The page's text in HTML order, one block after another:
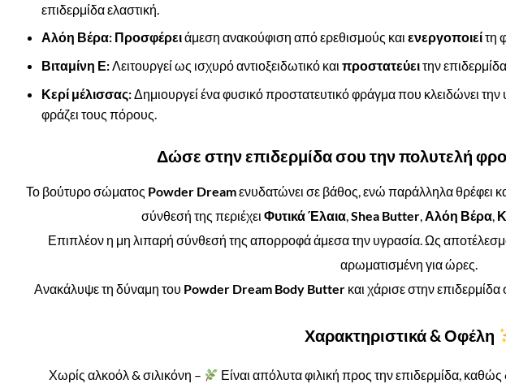
επιδερμίδα ελαστική.
Αλόη Βέρα: Προσφέρειάμεση ανακούφιση από ερεθισμούς και ενεργοποιείτη
Βιταμίνη Ε:Λειτουργεί ως ισχυρό αντιοξειδωτικό και προστατεύειτην
Κερί μέλισσας:Δημιουργεί ένα φυσικό προστατευτικό φράγμα που κλειδώνει την
φράζει τους πόρους.
Δώσε στην επιδερμίδα σου την πολυτελή
Το βούτυρο σώματος Powder Dreamενυδατώνει σε βάθος, ενώ παράλληλα θρέφει
σύνθεσή της περιέχει Φυτικά Έλαια,Shea Butter,Αλόη Βέρα,
Επιπλέον η μη λιπαρή σύνθεσή της απορροφά άμεσα την υγρασία. Ως
αρωματισμένη για ώρες.
Ανακάλυψε τη δύναμη του Powder Dream Body Butter και χάρισε στην
Χαρακτηριστικά & Οφέλη
Χωρίς αλκοόλ & σιλικόνη –
Είναι απόλυτα φιλική προς την επιδερμίδα,